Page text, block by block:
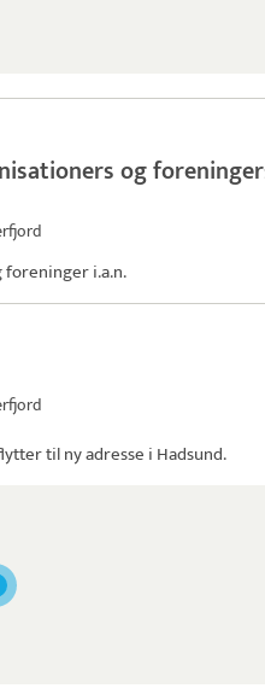
og
i.a.n.
til ny adresse i Hadsund.